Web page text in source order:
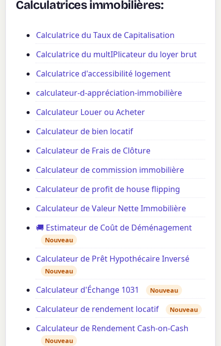
Calculatrices immobilières:
Calculatrice du Taux de Capitalisation
Calculatrice du multIPlicateur du loyer brut
Calculatrice d'accessibilité logement
calculateur-d-appréciation-immobilière
Calculateur Louer ou Acheter
Calculateur de bien locatif
Calculateur de Frais de Clôture
Calculateur de commission immobilière
Calculateur de profit de house flipping
Calculateur de Valeur Nette Immobilière
🚚 Estimateur de Coût de Déménagement
Nouveau
Calculateur de Prêt Hypothécaire Inversé
Nouveau
Calculateur d'Échange 1031 Nouveau
Calculateur de rendement locatif Nouveau
Calculateur de Rendement Cash-on-Cash
Nouveau